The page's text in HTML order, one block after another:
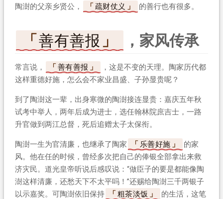
陶澍的父亲乡贤公， 疏财仗义 的善行也有很多。
善有善报 ，家风传承
常言说， 善有善报
，这是不变的天理。陶家历代都
这样重德好施，怎么会不家业昌盛、子孙显贵呢？
到了陶澍这一辈，出身寒微的陶澍接连显贵：嘉庆五年秋
试考中举人，两年后成为进士，选任翰林院庶吉士，一路
升官做到两江总督，死后追赠太子太保衔。
陶澍一生为官清廉，也继承了陶家 乐善好施
的家
风。他在任的时候，曾经多次把自己的俸银全部拿出来救
济灾民。道光皇帝听说后感叹说：“做臣子的要是都能像陶
澍这样清廉，还愁天下不太平吗！”还赐给陶澍三千两银子
以示嘉奖。可陶澍依旧保持
粗茶淡饭
的生活，这笔